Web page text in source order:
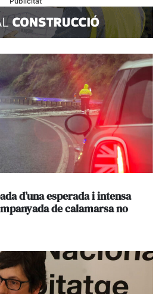
d’una esperada i intensa
de calamarsa no